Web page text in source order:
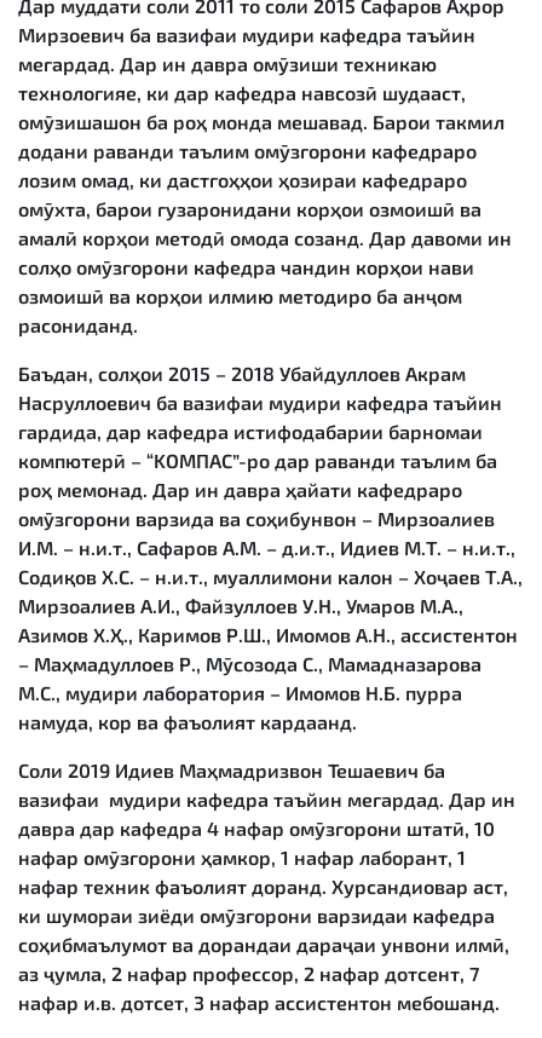
Дар муддати соли 2011 то соли 2015 Сафаров Аҳрор
Мирзоевич ба вазифаи мудири кафедра таъйин
мегардад. Дар ин давра омӯзиши техникаю
технологияе, ки дар кафедра навсозӣ шудааст,
омӯзишашон ба роҳ монда мешавад. Барои такмил
додани раванди таълим омӯзгорони кафедраро
лозим омад, ки дастгоҳҳои ҳозираи кафедраро
омӯхта, барои гузаронидани корҳои озмоишӣ ва
амалӣ корҳои методӣ омода созанд. Дар давоми ин
солҳо омӯзгорони кафедра чандин корҳои нави
озмоишӣ ва корҳои илмию методиро ба анҷом
расониданд.
Баъдан, солҳои 2015 – 2018 Убайдуллоев Акрам
Насруллоевич ба вазифаи мудири кафедра таъйин
гардида, дар кафедра истифодабарии барномаи
компютерӣ – “KOMПАС”-ро дар раванди таълим ба
роҳ мемонад. Дар ин давра ҳайати кафедраро
омӯзгорони варзида ва соҳибунвон – Мирзоалиев
И.М. – н.и.т., Сафаров А.М. – д.и.т., Идиев М.Т. – н.и.т.,
Содиқов Х.С. – н.и.т., муаллимони калон – Хоҷаев Т.А.,
Мирзоалиев А.И., Файзуллоев У.Н., Умаров М.А.,
Азимов Х.Ҳ., Каримов Р.Ш., Имомов А.Н., ассистентон
– Маҳмадуллоев Р., Мӯсозода С., Мамадназарова
М.С., мудири лаборатория – Имомов Н.Б. пурра
намуда, кор ва фаъолият кардаанд.
Соли 2019 Идиев Маҳмадризвон Тешаевич ба
вазифаи мудири кафедра таъйин мегардад. Дар ин
давра дар кафедра 4 нафар омӯзгорони штатӣ, 10
нафар омӯзгорони ҳамкор, 1 нафар лаборант, 1
нафар техник фаъолият доранд. Хурсандиовар аст,
ки шумораи зиёди омӯзгорони варзидаи кафедра
соҳибмаълумот ва дорандаи дараҷаи унвони илмӣ,
аз ҷумла, 2 нафар профессор, 2 нафар дотсент, 7
нафар и.в. дотсет, 3 нафар ассистентон мебошанд.